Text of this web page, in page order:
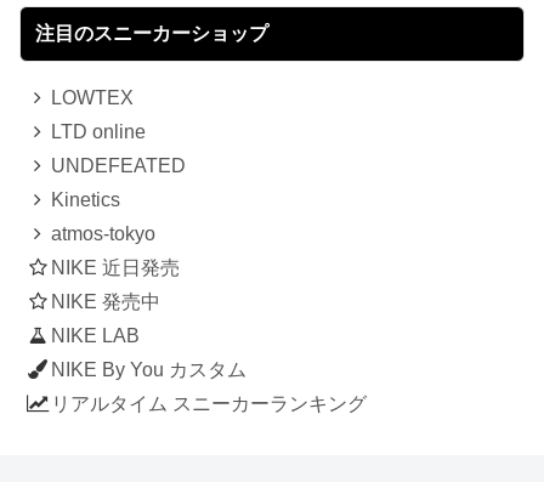
注目のスニーカーショップ
LOWTEX
LTD online
UNDEFEATED
Kinetics
atmos-tokyo
NIKE 近日発売
NIKE 発売中
NIKE LAB
NIKE By You カスタム
リアルタイム スニーカーランキング